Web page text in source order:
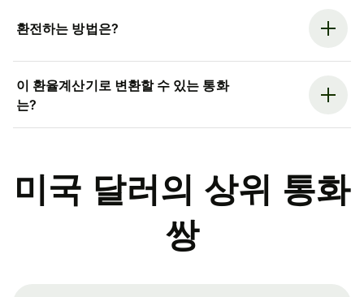
환전하는 방법은?
이 환율계산기로 변환할 수 있는 통화
는?
미국 달러의 상위 통화
쌍